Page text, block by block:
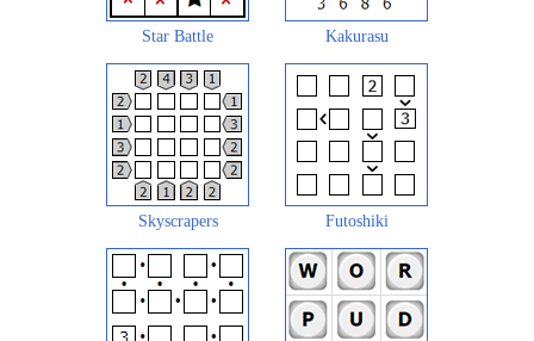
Star Battle Kakurasu
Skyscrapers Futoshiki